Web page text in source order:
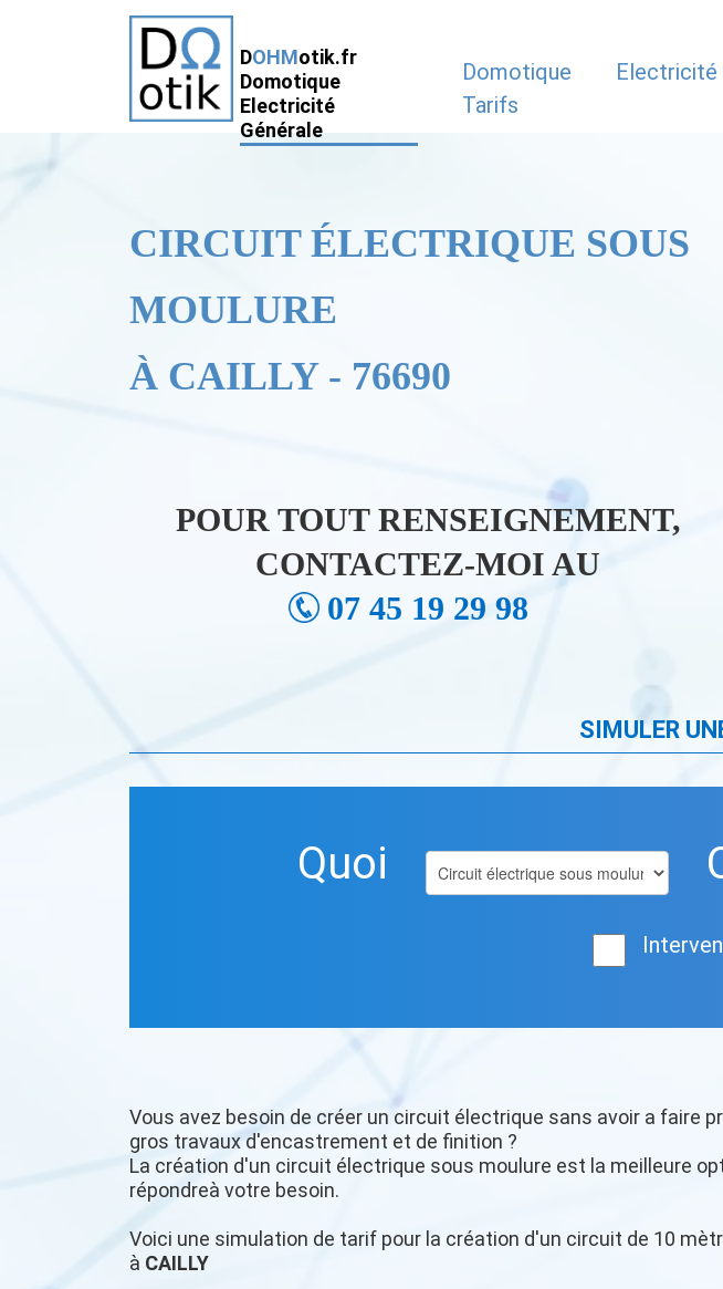
DOHMotik.fr
Domotique
Electricité
Générale
Domotique Electricité
Tarifs
CIRCUIT ÉLECTRIQUE SOUS
MOULURE
À CAILLY - 76690
POUR TOUT RENSEIGNEMENT,
CONTACTEZ-MOI AU
07 45 19 29 98
SIMULER
Quoi
Vous avez besoin de créer un circuit électrique sans avoir a faire
gros travaux d'encastrement et de finition ?
La création d'un circuit électrique sous moulure est la meilleure
répondreà votre besoin.
Voici une simulation de tarif pour la création d'un circuit de 10
à CAILLY